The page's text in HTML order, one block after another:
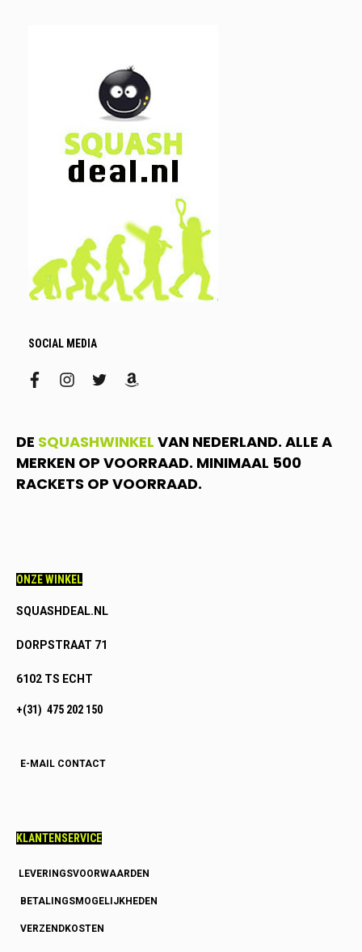
SOCIAL MEDIA
facebookinstagram
twitteramazon
DE SQUASHWINKEL VAN NEDERLAND. ALLE A
MERKEN OP VOORRAAD. MINIMAAL 500
RACKETS OP VOORRAAD.
ONZE WINKEL
SQUASHDEAL.NL
DORPSTRAAT 71
6102 TS ECHT
+(31) 475 202 150
E-MAIL CONTACT
KLANTENSERVICE
LEVERINGSVOORWAARDEN
BETALINGSMOGELIJKHEDEN
VERZENDKOSTEN